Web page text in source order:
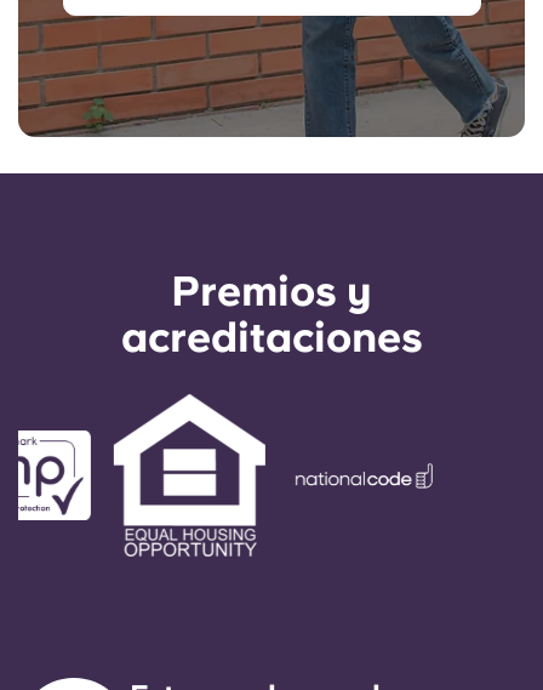
Premios y
acreditaciones